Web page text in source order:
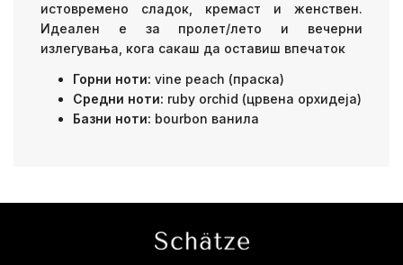
истовремено сладок, кремаст и женствен.
Идеален е за пролет/лето и вечерни
излегувања, кога сакаш да оставиш впечаток
Горни ноти: vine peach (праска)
Средни ноти: ruby orchid (црвена орхидеја)
Базни ноти: bourbon ванила